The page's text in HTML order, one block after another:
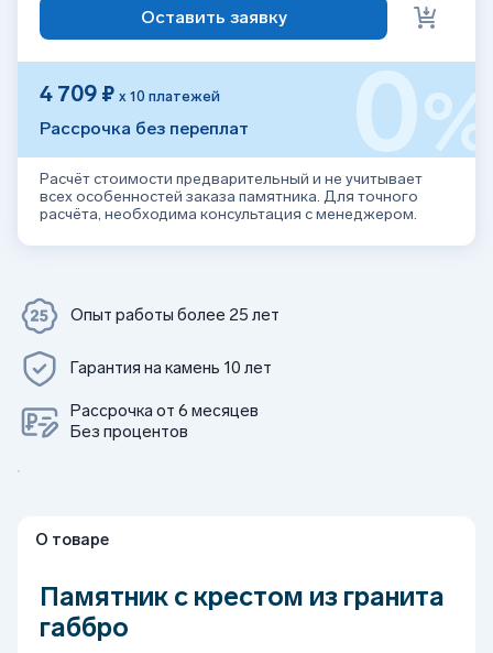
Оставить заявку
4 709 ₽ х 10 платежей
Рассрочка без переплат 0%
Расчёт стоимости предварительный и не учитывает
всех особенностей заказа памятника. Для точного
расчёта, необходима консультация с менеджером.
Опыт работы более 25 лет
Гарантия на камень 10 лет
Рассрочка от 6 месяцев
Без процентов
О товаре
Памятник с крестом из гранита
габбро